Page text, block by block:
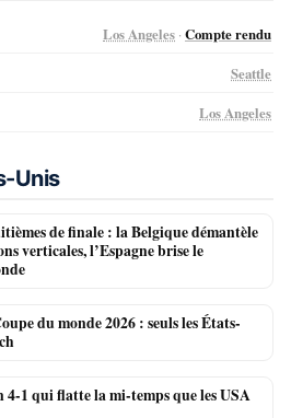
Los Angeles · Compte rendu
Seattle
Los Angeles
Unis
de finale : la Belgique démantèle
verticales, l’Espagne brise le
du monde 2026 : seuls les États-
1 qui flatte la mi-temps que les USA